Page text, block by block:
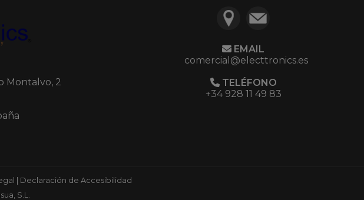
Montalvo, 2
EMAIL
comercial@electtronics.es
TELÉFONO
+34 928 11 49 83
Declaración de Accesibilidad
S.L.